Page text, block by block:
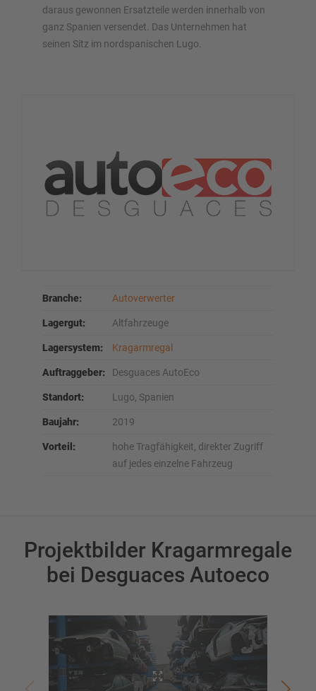
daraus gewonnen Ersatzteile werden innerhalb von
ganz Spanien versendet. Das Unternehmen hat
seinen Sitz im nordspanischen Lugo.
Branche: Autoverwerter
Lagergut: Altfahrzeuge
Lagersystem: Kragarmregal
Auftraggeber: Desguaces AutoEco
Standort: Lugo, Spanien
Baujahr: 2019
Vorteil:
hohe Tragfähigkeit, direkter Zugriff
auf jedes einzelne Fahrzeug
Projektbilder Kragarmregale
bei Desguaces Autoeco